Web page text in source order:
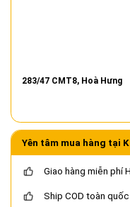
283/47 CMT8, Hoà Hưng
Yên tâm mua hàng tại
Giao hàng miễn phí
Ship COD toàn quốc